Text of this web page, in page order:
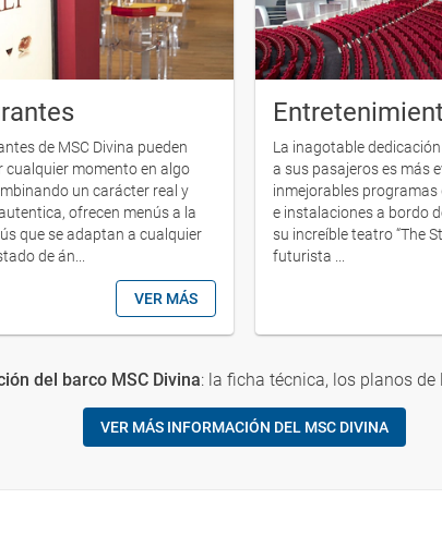
de MSC Divina pueden
momento en algo
un carácter real y
ofrecen menús a la
que se adaptan a cualquier
de án...
VER MÁS
La inagotable
a sus pasajeros es más
inmejorables
e instalaciones a bordo
su increíble teatro “The
futurista ...
del barco MSC Divina: la ficha técnica, los planos
VER MÁS INFORMACIÓN DEL MSC DIVINA